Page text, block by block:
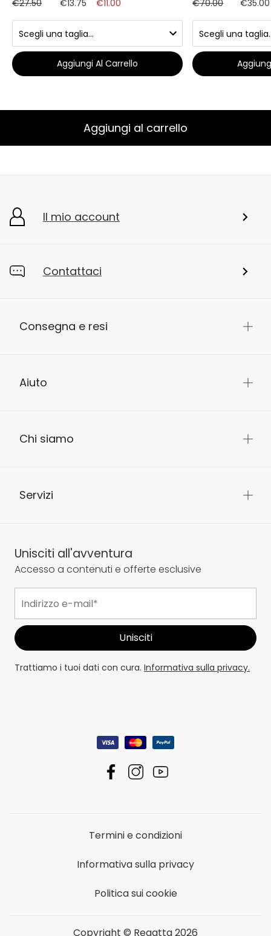
€27.50 €13.75 €11.00
Aggiungi Al Carrello
€70.00 €35.00
Aggiungi al carrello
Il mio account
Contattaci
Consegna e resi
Aiuto
Chi siamo
Servizi
Unisciti all'avventura
Accesso a contenuti e offerte esclusive
Trattiamo i tuoi dati con cura. Informativa sulla privacy.
Termini e condizioni
Informativa sulla privacy
Politica sui cookie
Copyright © Regatta 2026